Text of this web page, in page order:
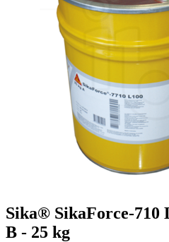
Sika® SikaForce-710
B - 25 kg